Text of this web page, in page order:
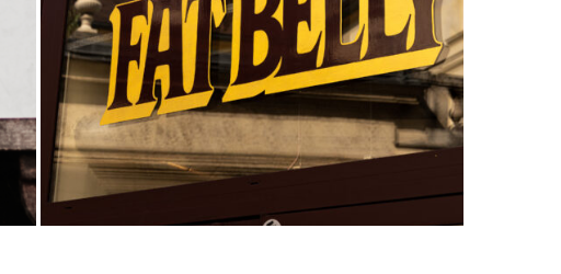
FAT BELLY, LA RÔTISSERIE ASIATIQUE COMME
CUISINE DU TEMPS LONG